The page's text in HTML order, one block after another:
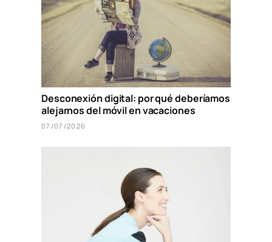
Desconexión digital: por qué deberíamos
alejarnos del móvil en vacaciones
07/07/2026